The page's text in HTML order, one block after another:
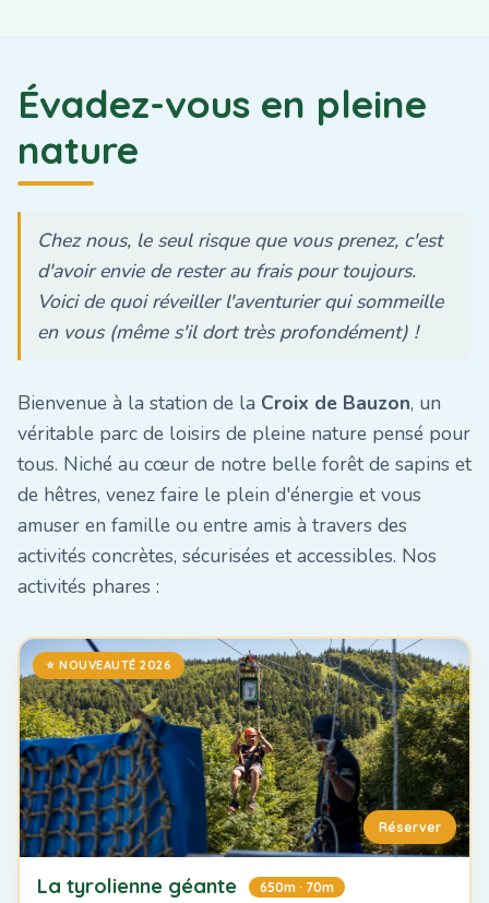
Évadez-vous en pleine
nature
Chez nous, le seul risque que vous prenez, c'est
d'avoir envie de rester au frais pour toujours.
Voici de quoi réveiller l'aventurier qui sommeille
en vous (même s'il dort très profondément) !
Bienvenue à la station de la Croix de Bauzon, un
véritable parc de loisirs de pleine nature pensé pour
tous. Niché au cœur de notre belle forêt de sapins et
de hêtres, venez faire le plein d'énergie et vous
amuser en famille ou entre amis à travers des
activités concrètes, sécurisées et accessibles. Nos
activités phares :
⭐ NOUVEAUTÉ 2026
Réserver
La tyrolienne géante 650m · 70m